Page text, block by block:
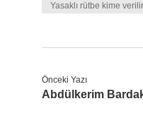
Yasaklı rütbe kime verilir
Önceki Yazı
Abdülkerim